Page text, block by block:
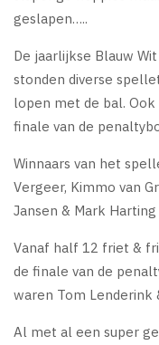
geslapen…..
De jaarlijkse Blauw
stonden diverse
lopen met de bal.
finale van de
Winnaars van het
Vergeer, Kimmo van
Jansen & Mark Harting
Vanaf half 12 friet &
de finale van de
waren Tom Lenderink
Al met al een super